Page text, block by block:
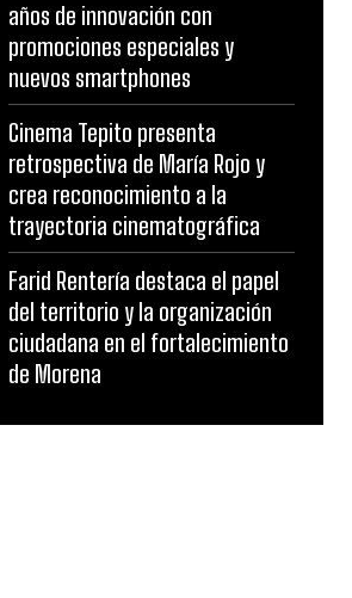
años de innovación con
promociones especiales y
nuevos smartphones
Cinema Tepito presenta
retrospectiva de María Rojo y
crea reconocimiento a la
trayectoria cinematográfica
Farid Rentería destaca el papel
del territorio y la organización
ciudadana en el fortalecimiento
de Morena